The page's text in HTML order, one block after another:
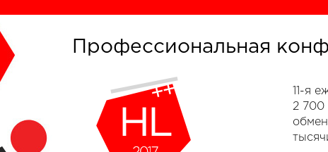
Профессиональная
11-я
2 700